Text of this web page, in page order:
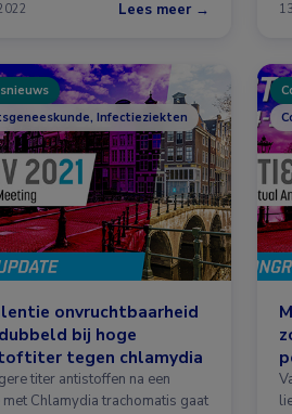
Lees meer →
Infectieziekten
onvruchtbaarheid
bij hoge
tegen chlamydia
titer antistoffen na een
met Chlamydia trachomatis gaat